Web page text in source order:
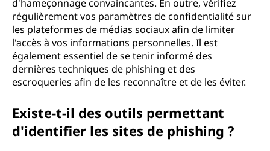
d'hameçonnage convaincantes. En outre, vérifiez
régulièrement vos paramètres de confidentialité sur
les plateformes de médias sociaux afin de limiter
l'accès à vos informations personnelles. Il est
également essentiel de se tenir informé des
dernières techniques de phishing et des
escroqueries afin de les reconnaître et de les éviter.
Existe-t-il des outils permettant
d'identifier les sites de phishing ?